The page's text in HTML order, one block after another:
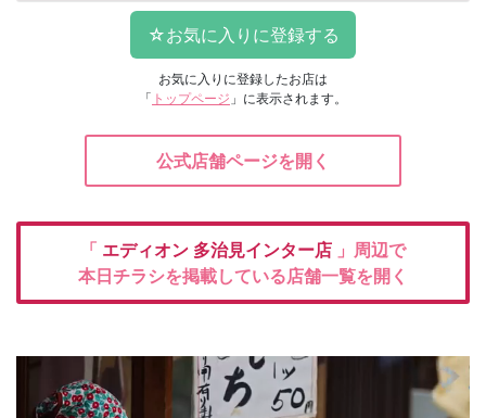
お気に入りに登録したお店は
「 トップページ 」に表示されます。
公式店舗ページを開く
「 エディオン 多治見インター店 」周辺で
本日チラシを掲載している店舗一覧を開く